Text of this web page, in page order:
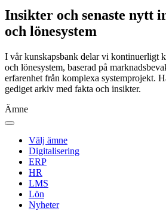
Insikter och senaste nytt
och lönesystem
I vår kunskapsbank delar vi kontinuerligt
och lönesystem, baserad på
erfarenhet från komplexa systemprojekt.
gediget arkiv med fakta och insikter.
Ämne
Välj ämne
Digitalisering
ERP
HR
LMS
Lön
Nyheter